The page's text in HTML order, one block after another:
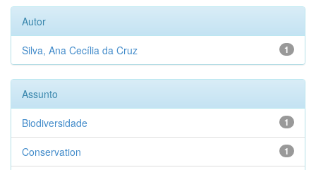
Autor
1
Silva, Ana Cecília da Cruz
Assunto
1
Biodiversidade
1
Conservation